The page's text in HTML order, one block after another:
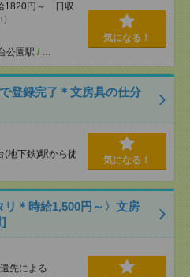
1820円～ 日収
公園駅 / …
気になる！
登録完了＊文房具の仕分
(地下鉄)駅から徒
気になる！
リ＊時給1,500円～〉文房
]
先による